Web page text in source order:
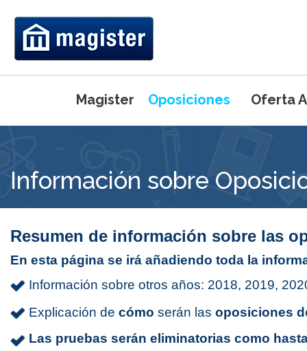
Magister Oposiciones
Primaria
Inglés
Preparación
Intensivo del
Oferta
Máster
Máster
Máster
(UCJC)
Máster
Centros
Máster
Información sobre
Resumen de información sobre las
En esta página se irá añadiendo toda la
Información sobre otros años: 2018, 2019, 202
Explicación de cómo serán las oposiciones
Las pruebas serán eliminatorias como